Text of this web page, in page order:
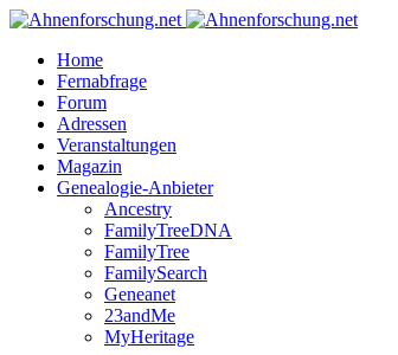
Home
Fernabfrage
Forum
Adressen
Veranstaltungen
Magazin
Genealogie-Anbieter
Ancestry
FamilyTreeDNA
FamilyTree
FamilySearch
Geneanet
23andMe
MyHeritage